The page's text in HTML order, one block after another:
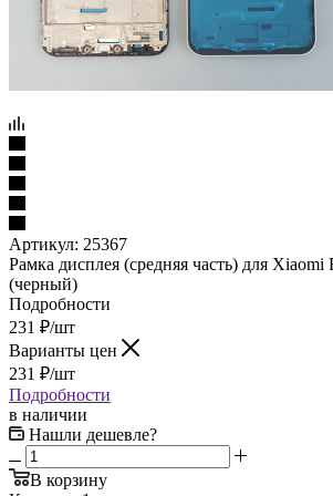
Артикул: 25367
Рамка дисплея (средняя часть) для Xiaomi
(черный)
Подробности
231 ₽/шт
Варианты цен
231 ₽/шт
Подробности
в наличии
Нашли дешевле?
В корзину